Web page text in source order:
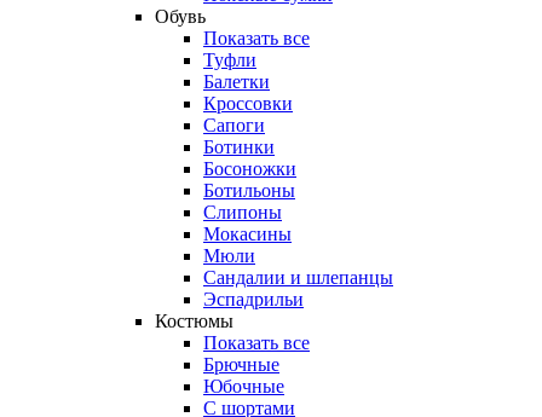
Обувь
Показать все
Туфли
Балетки
Кроссовки
Сапоги
Ботинки
Босоножки
Ботильоны
Слипоны
Мокасины
Мюли
Сандалии и шлепанцы
Эспадрильи
Костюмы
Показать все
Брючные
Юбочные
С шортами